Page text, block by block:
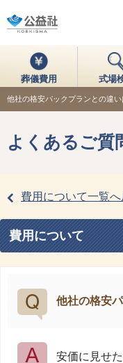
葬儀費用 式場
他社の格安パックプランとの違
よくあるご質
費用について一覧へ
費用について
他社の格安
安価に見せ